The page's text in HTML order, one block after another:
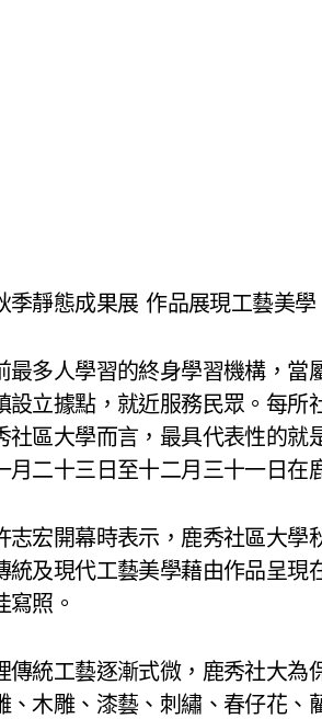
秋季靜態成果展 作品展現工藝美學
最多人學習的終身學習機構，
設立據點，就近服務民眾。每
社區大學而言，最具代表性的
月二十三日至十二月三十一日在
志宏開幕時表示，鹿秀社區大
統及現代工藝美學藉由作品呈
寫照。
傳統工藝逐漸式微，鹿秀社大為
、木雕、漆藝、刺繡、春仔花